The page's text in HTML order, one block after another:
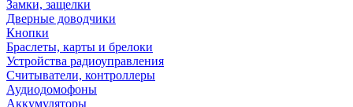
Замки, защелки
Дверные доводчики
Кнопки
Браслеты, карты и брелоки
Устройства радиоуправления
Считыватели, контроллеры
Аудиодомофоны
Аккумуляторы